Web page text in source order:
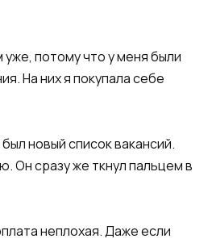
потому что у меня были
На них я покупала себе
новый список вакансий.
Он сразу же ткнул пальцем в
неплохая. Даже если